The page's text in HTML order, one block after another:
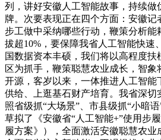
列，讲好安徽人工智能故事，持续做
牌。次要表现正在四个方面：安徽记
步工做中采纳哪些行动，鞭策分析能
拔超10%，要保障我省人工智能快速
国数据资本丰硕，我们将以高程度
区为抓手，鞭策聪慧农业成长，智
开源，客岁以来，一体推进人工智能
供给、上逛基石财产培育。我省深切
照省级抓“大场景”、市县级抓“小暗
草拟了《安徽省“人工智能+”使用步
履方案》），全面激活安徽聪慧农业